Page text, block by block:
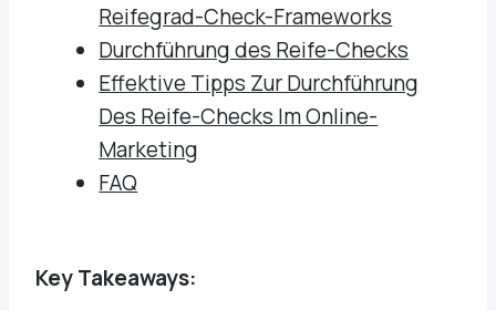
Reifegrad-Check-Frameworks
Durchführung des Reife-Checks
Effektive Tipps Zur Durchführung
Des Reife-Checks Im Online-
Marketing
FAQ
Key Takeaways: